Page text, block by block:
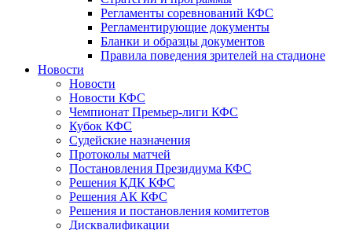
Регламенты соревнований КФС
Регламентирующие документы
Бланки и образцы документов
Правила поведения зрителей на стадионе
Новости
Новости
Новости КФС
Чемпионат Премьер-лиги КФС
Кубок КФС
Судейские назначения
Протоколы матчей
Постановления Президиума КФС
Решения КДК КФС
Решения АК КФС
Решения и постановления комитетов
Дисквалификации